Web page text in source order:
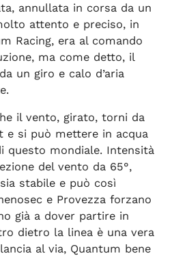
annullata in corsa da un
attento e preciso, in
Racing, era al comando
ma come detto, il
un giro e calo d’aria
il vento, girato, torni da
e si può mettere in acqua
questo mondiale. Intensità
del vento da 65°,
stabile e può così
e Provezza forzano
già a dover partire in
dietro la linea è una vera
al via, Quantum bene